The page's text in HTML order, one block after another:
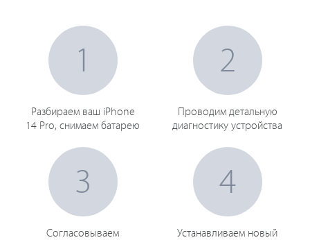
1
Разбираем ваш iPhone
14 Pro, снимаем батарею
2
Проводим детальную
диагностику устройства
3
Согласовываем
4
Устанавливаем новый